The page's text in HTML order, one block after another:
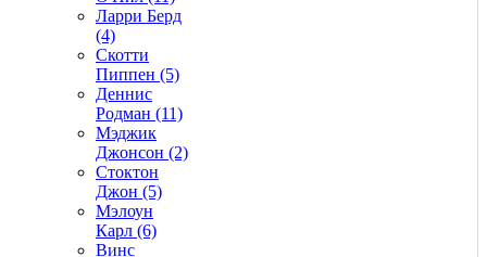
Ларри Берд
(4)
Скотти
Пиппен (5)
Деннис
Родман (11)
Мэджик
Джонсон (2)
Стоктон
Джон (5)
Мэлоун
Карл (6)
Винс